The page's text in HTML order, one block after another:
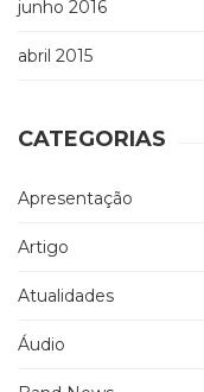
junho 2016
abril 2015
CATEGORIAS
Apresentação
Artigo
Atualidades
Áudio